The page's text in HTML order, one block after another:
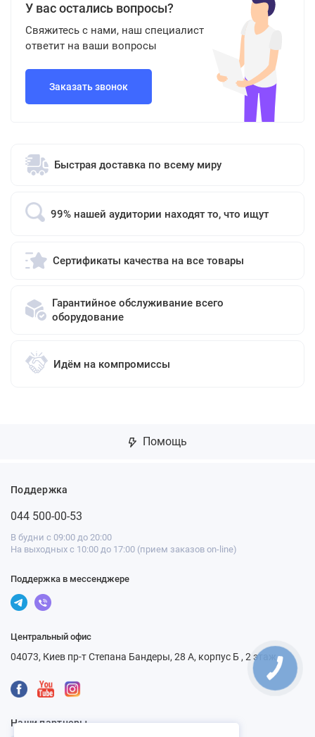
У вас остались вопросы?
Свяжитесь с нами, наш специалист
ответит на ваши вопросы
Заказать звонок
Быстрая доставка по всему миру
99% нашей аудитории находят то, что ищут
Сертификаты качества на все товары
Гарантийное обслуживание всего
оборудование
Идём на компромиссы
Помощь
Поддержка
044 500-00-53
В будни с 09:00 до 20:00
На выходных с 10:00 до 17:00 (прием заказов on-line)
Поддержка в мессенджере
Центральный офис
04073, Киев пр-т Степана Бандеры, 28 А, корпус Б , 2 этаж
Наши партнеры
КНОПКА
СВЯЗИ